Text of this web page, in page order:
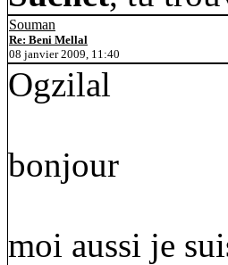
Souman
Re: Beni Mellal
08 janvier 2009, 11:40
Ogzilal
bonjour
moi aussi je